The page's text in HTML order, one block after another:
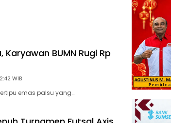
BUMN Rugi Rp
WIB
tertipu emas palsu yang…